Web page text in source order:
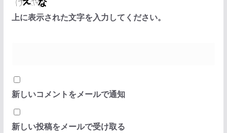
上に表示された文字を入力してください。
新しいコメントをメールで通知
新しい投稿をメールで受け取る